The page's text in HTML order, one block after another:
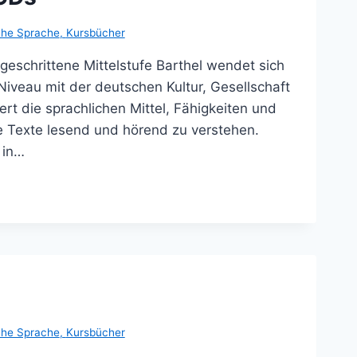
Sprache, Kursbücher
Mittelstufe Barthel wendet sich
mit der deutschen Kultur, Gesellschaft
die sprachlichen Mittel, Fähigkeiten und
lesend und hörend zu verstehen.
in…
Sprache, Kursbücher